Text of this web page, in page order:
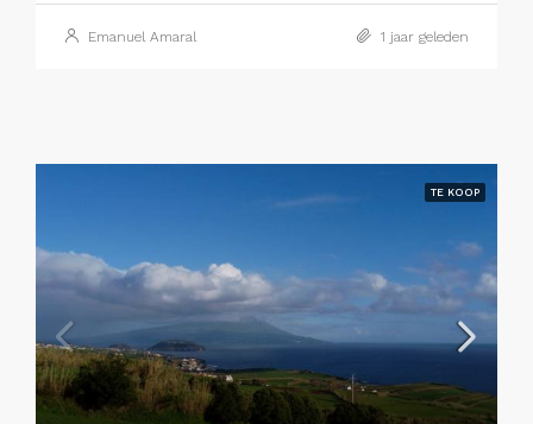
Emanuel Amaral 1 jaar geleden
TE KOOP